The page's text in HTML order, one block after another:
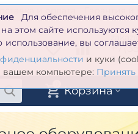
Для обеспечения
этом сайте используются
вы
и куки
вашем компьютере: Принять
Корзина